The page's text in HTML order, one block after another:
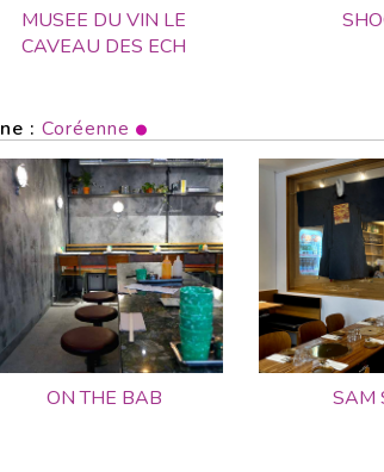
MUSEE DU VIN LE
CAVEAU DES ECH
: Coréenne
ON THE BAB SAM